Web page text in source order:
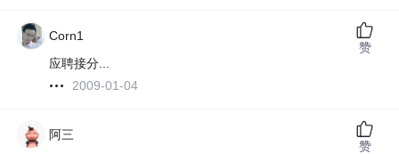
Corn1
应聘接分...
2009-01-04
赞
阿三
赞